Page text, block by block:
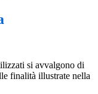
si avvalgono di
finalità illustrate nella